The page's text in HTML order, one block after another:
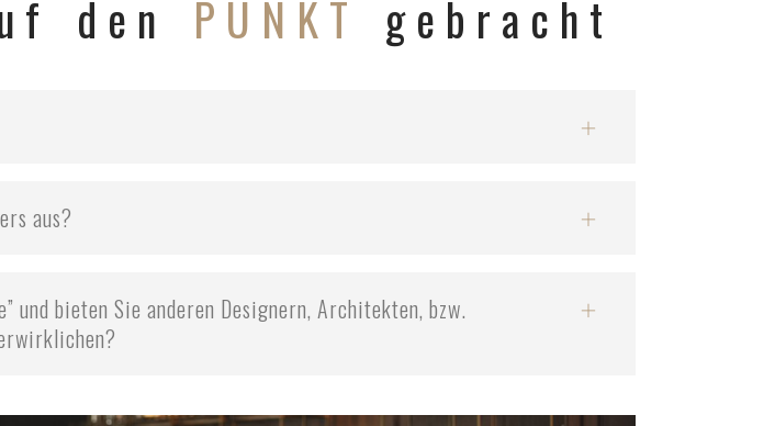
den PUNKT gebracht
aus?
und bieten Sie anderen Designern, Architekten, bzw.